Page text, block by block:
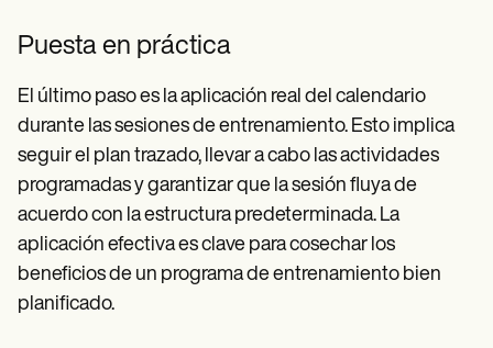
Puesta en práctica
El último paso es la aplicación real del calendario
durante las sesiones de entrenamiento. Esto implica
seguir el plan trazado, llevar a cabo las actividades
programadas y garantizar que la sesión fluya de
acuerdo con la estructura predeterminada. La
aplicación efectiva es clave para cosechar los
beneficios de un programa de entrenamiento bien
planificado.